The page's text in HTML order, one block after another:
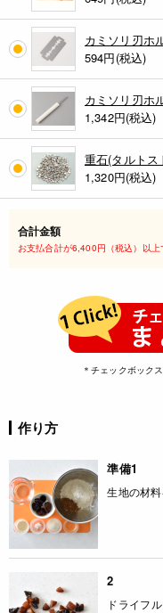
カミソリ刃ホ
594円(税込)
カミソリ刃ホ
1,342円(税込)
重石(タルトス
1,320円(税込)
合計金額
お支払合計が6,400円（税込）以上
＊チェックボック
作り方
準備1
生地の材料
2
ドライフ